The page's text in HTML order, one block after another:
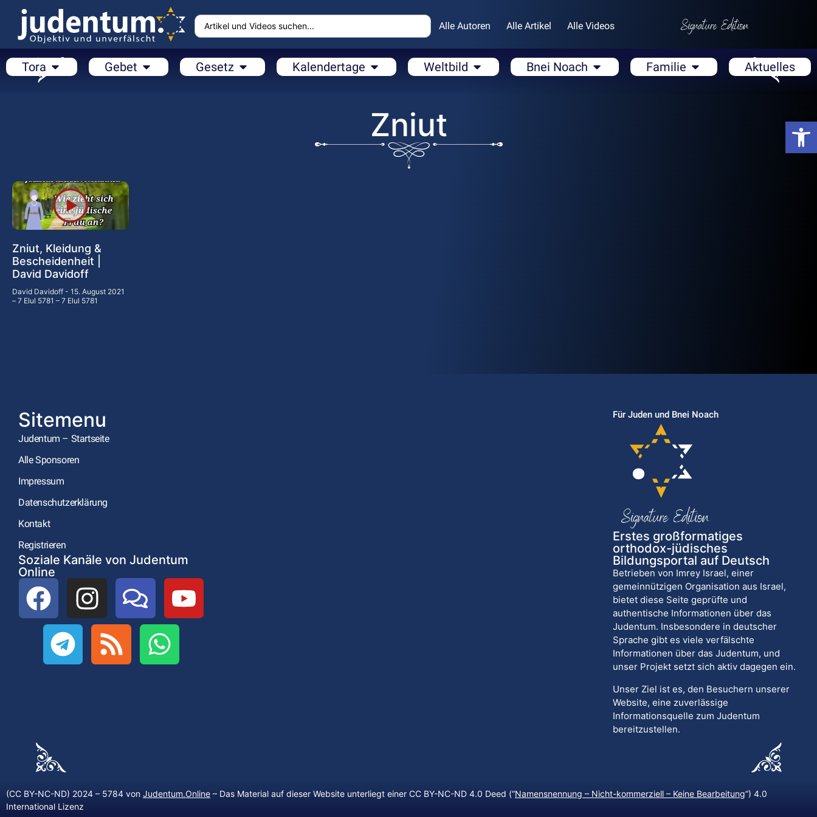
Alle Autoren Alle Artikel Alle Videos
Tora Gebet Gesetz Kalendertage Weltbild Bnei Noach Familie Aktuelles
Zniut
Zniut, Kleidung &
Bescheidenheit |
David Davidoff
David Davidoff
15. August 2021
– 7 Elul 5781 – 7 Elul 5781
Sitemenu
Judentum – Startseite
Alle Sponsoren
Impressum
Datenschutzerklärung
Kontakt
Registrieren
Soziale Kanäle von Judentum
Online
Für Juden und Bnei Noach
Erstes großformatiges
orthodox-jüdisches
Bildungsportal auf Deutsch
Betrieben von Imrey Israel, einer
gemeinnützigen Organisation aus Israel,
bietet diese Seite geprüfte und
authentische Informationen über das
Judentum. Insbesondere in deutscher
Sprache gibt es viele verfälschte
Informationen über das Judentum, und
unser Projekt setzt sich aktiv dagegen ein.
Unser Ziel ist es, den Besuchern unserer
Website, eine zuverlässige
Informationsquelle zum Judentum
bereitzustellen.
(CC BY-NC-ND) 2024 – 5784 von Judentum.Online – Das Material auf dieser Website unterliegt einer CC BY-NC-ND 4.0 Deed (“Namensnennung – Nicht-kommerziell – Keine Bearbeitung“) 4.0
International Lizenz